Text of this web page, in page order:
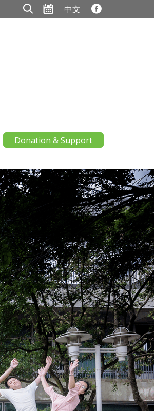
中文
Donation & Support